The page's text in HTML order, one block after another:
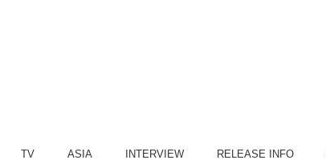
TV ASIA INTERVIEW RELEASE INFO